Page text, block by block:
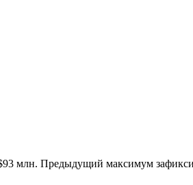
млн. Предыдущий максимум